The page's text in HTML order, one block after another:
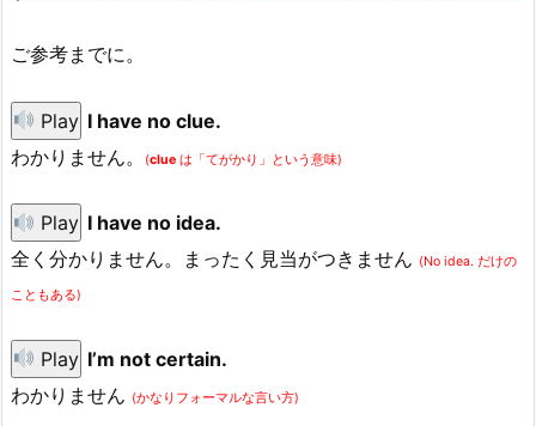
ご参考までに。
Play I have no clue.
わかりません。
(clue は「てがかり」という意味)
Play I have no idea.
全く分かりません。まったく見当がつきません (No idea. だけの
こともある)
Play I’m not certain.
わかりません (かなりフォーマルな言い方)